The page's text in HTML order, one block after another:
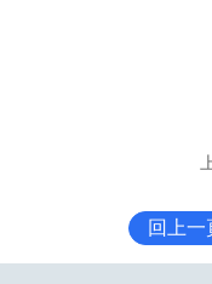
回上一